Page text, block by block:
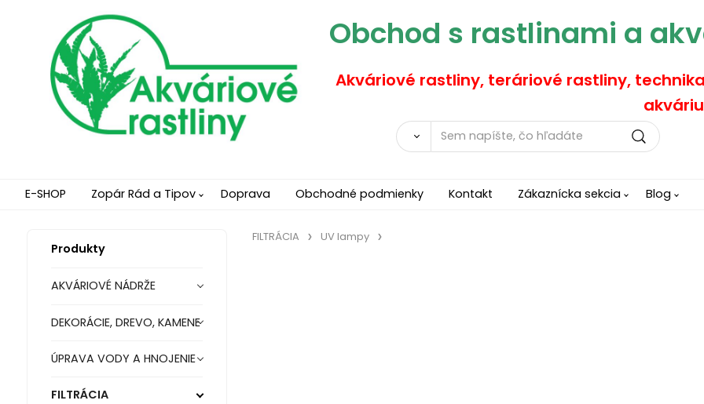
Obchod s rastlinami a
Akváriové rastliny, teráriové rastliny,
akváriu
E-SHOP Zopár Rád a Tipov Doprava Obchodné podmienky Kontakt Zákaznícka sekcia Blog
Produkty
AKVÁRIOVÉ NÁDRŽE
DEKORÁCIE, DREVO, KAMENE
ÚPRAVA VODY A HNOJENIE
FILTRÁCIA
FILTRÁCIA UV lampy